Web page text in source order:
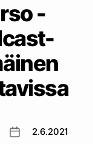
-
2.6.2021